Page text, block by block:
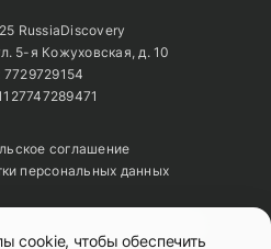
RussiaDiscovery
5-я Кожуховская, д. 10
соглашение
персональных данных
с указанием активной
cookie, чтобы обеспечить